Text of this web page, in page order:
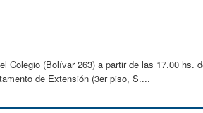
Colegio (Bolívar 263) a partir de las 17.00 hs.
de Extensión (3er piso, S....